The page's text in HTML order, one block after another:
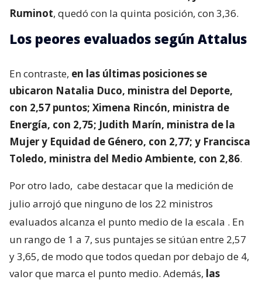
Ruminot, quedó con la quinta posición, con 3,36.
Los peores evaluados según Attalus
En contraste, en las últimas posiciones se
ubicaron Natalia Duco, ministra del Deporte,
con 2,57 puntos; Ximena Rincón, ministra de
Energía, con 2,75; Judith Marín, ministra de la
Mujer y Equidad de Género, con 2,77; y Francisca
Toledo, ministra del Medio Ambiente, con 2,86.
Por otro lado, cabe destacar que la medición de
julio arrojó que ninguno de los 22 ministros
evaluados alcanza el punto medio de la escala . En
un rango de 1 a 7, sus puntajes se sitúan entre 2,57
y 3,65, de modo que todos quedan por debajo de 4,
valor que marca el punto medio. Además, las